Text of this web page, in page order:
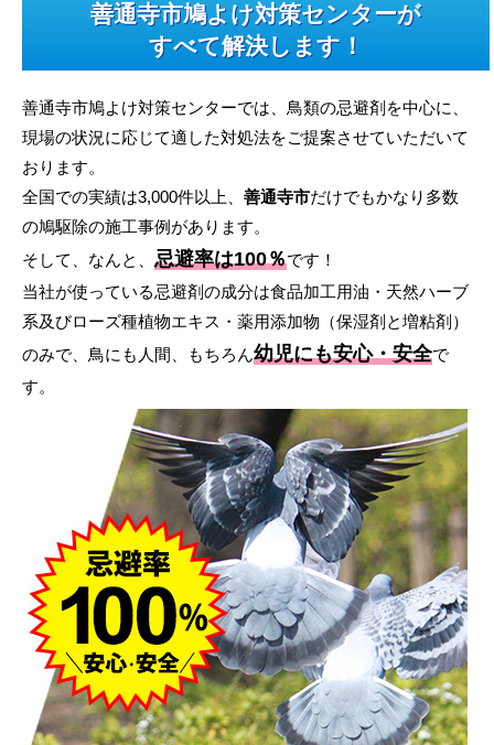
善通寺市鳩よけ対策センターが
すべて解決します！
善通寺市鳩よけ対策センターでは、鳥類の忌避剤を中心に、
現場の状況に応じて適した対処法をご提案させていただいて
おります。
全国での実績は3,000件以上、 善通寺市だけでもかなり多数
の鳩駆除の施工事例があります。
そして、なんと、 忌避率は100％です！
当社が使っている忌避剤の成分は食品加工用油・天然ハーブ
系及びローズ種植物エキス・薬用添加物（保湿剤と増粘剤）
のみで、鳥にも人間、もちろん幼児にも安心・安全で
す。